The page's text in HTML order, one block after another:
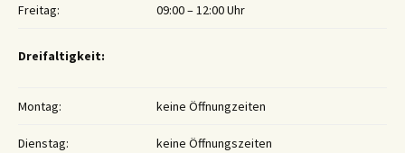
Freitag: 09:00 – 12:00 Uhr
Dreifaltigkeit:
Montag: keine Öffnungzeiten
Dienstag: keine Öffnungszeiten